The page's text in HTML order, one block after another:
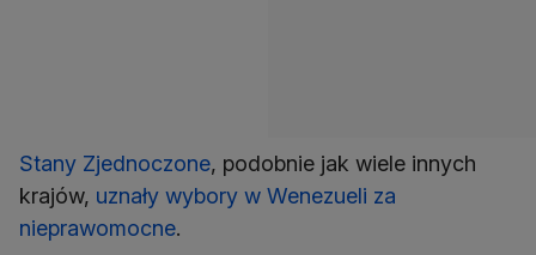
Stany Zjednoczone, podobnie jak wiele innych
krajów, uznały wybory w Wenezueli za
nieprawomocne.